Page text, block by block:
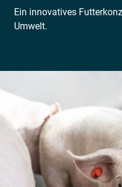
Ein innovatives
Umwelt.